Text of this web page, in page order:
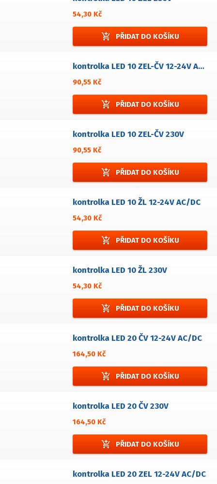
54,30 Kč
add_shopping_cart PŘIDAT DO KOŠÍKU
kontrolka LED 10 ZEL-ČV 12-24V AC/DC
90,55 Kč
add_shopping_cart PŘIDAT DO KOŠÍKU
kontrolka LED 10 ZEL-ČV 230V
90,55 Kč
add_shopping_cart PŘIDAT DO KOŠÍKU
kontrolka LED 10 ŽL 12-24V AC/DC
54,30 Kč
add_shopping_cart PŘIDAT DO KOŠÍKU
kontrolka LED 10 ŽL 230V
54,30 Kč
add_shopping_cart PŘIDAT DO KOŠÍKU
kontrolka LED 20 ČV 12-24V AC/DC
164,50 Kč
add_shopping_cart PŘIDAT DO KOŠÍKU
kontrolka LED 20 ČV 230V
164,50 Kč
add_shopping_cart PŘIDAT DO KOŠÍKU
kontrolka LED 20 ZEL 12-24V AC/DC